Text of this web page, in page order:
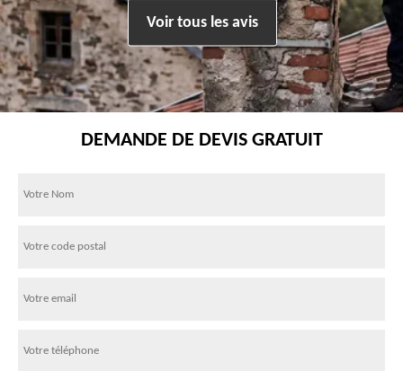
Voir tous les avis
DEMANDE DE DEVIS GRATUIT